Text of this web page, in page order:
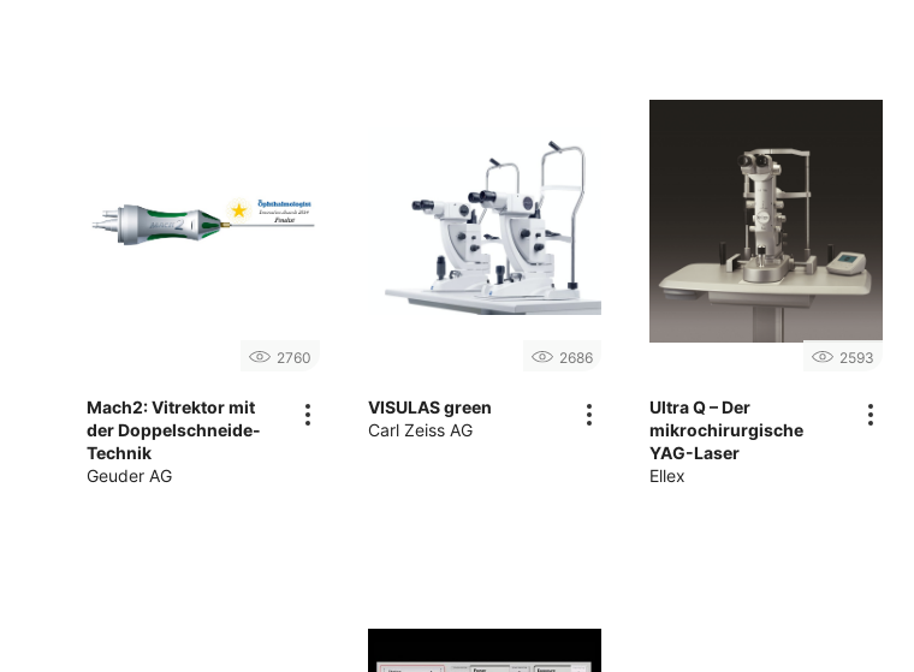
2760
Mach2: Vitrektor mit
der Doppelschneide-
Technik
Geuder AG
2686
VISULAS green
Carl Zeiss AG
2593
Ultra Q – Der
mikrochirurgische
YAG-Laser
Ellex